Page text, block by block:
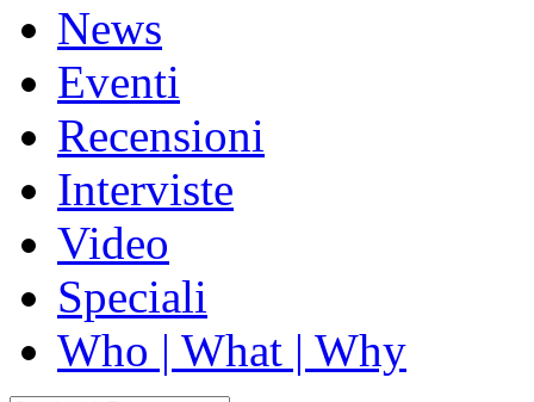
News
Eventi
Recensioni
Interviste
Video
Speciali
Who | What | Why